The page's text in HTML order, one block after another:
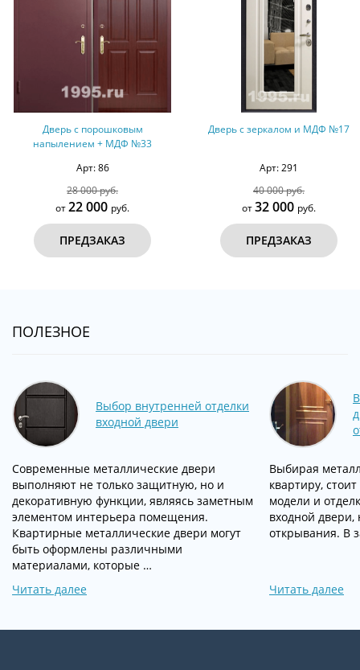
+ МДФ №33
Дверь с зеркалом и МДФ №17 Дверь с
ПОЛЕЗНОЕ
Выбор внутренней отделки
входной двери
Современные металлические двери
выполняют не только защитную, но и
декоративную функции, являясь заметным
элементом интерьера помещения.
Квартирные металлические двери могут
быть оформлены различными
материалами, которые …
Читать далее
Выбирая
квартиру,
модели и
входной двери,
открывания. В
Читать далее